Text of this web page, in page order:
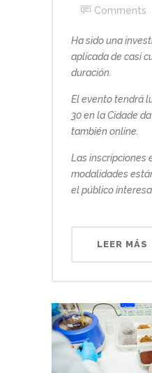
Comments
Ha sido una
aplicada de casi
duración.
El evento tendrá
30 en la Cidade
también online.
Las inscripciones
modalidades
el público
LEER MÁS